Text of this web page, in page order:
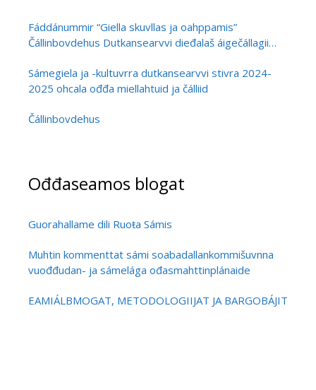
Fáddánummir “Giella skuvllas ja oahppamis”
Čállinbovdehus Dutkansearvvi dieđalaš áigečállagii
giellaoahpahusa dutkamis
Sámegiela ja -kultuvrra dutkansearvvi stivra 2024-
2025 ohcala ođđa miellahtuid ja čálliid
Čállinbovdehus
Ođđaseamos blogat
Guorahallame dili Ruoŧa Sámis
Muhtin kommenttat sámi soabadallankommišuvnna
vuođđudan- ja sámelága ođasmahttinplánaide
EAMIÁLBMOGAT, METODOLOGIIJAT JA BARGOBÁJIT